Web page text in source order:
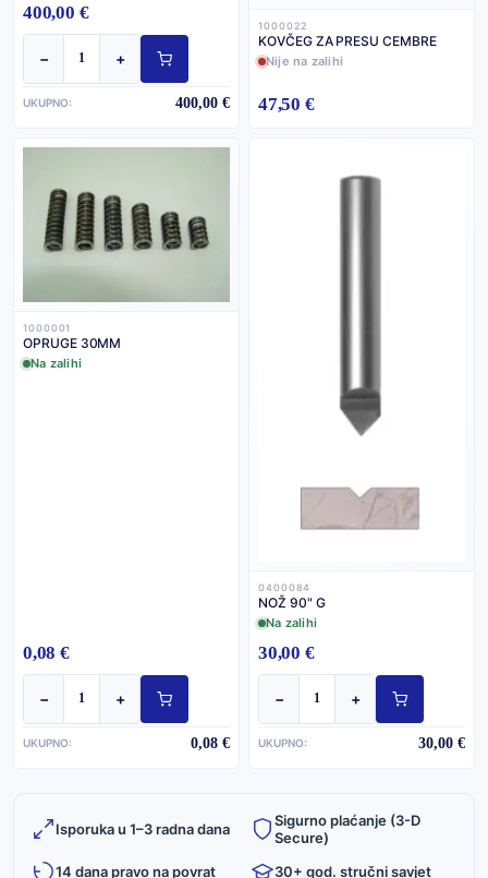
400,00 €
− +
UKUPNO: 400,00 €
1000022
KOVČEG ZA PRESU CEMBRE
Nije na zalihi
47,50 €
1000001
OPRUGE 30MM
Na zalihi
0,08 €
− +
UKUPNO: 0,08 €
0400084
NOŽ 90" G
Na zalihi
30,00 €
− +
UKUPNO: 30,00 €
Isporuka u 1–3 radna dana
Sigurno plaćanje (3-D
Secure)
14 dana pravo na povrat
30+ god. stručni savjet